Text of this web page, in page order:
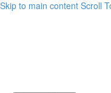
Skip to main content Scroll